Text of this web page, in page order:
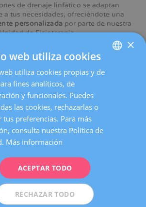
de drenaje linfático se adaptan
a tus necesidades, ofreciéndote una
personalizada por parte de nuestra
de Fisioterapia.
5 sesionespara que puedas realizarte
drenaje linfático aprecios exclusivos
de un
equipo de fisioterapeutas
la atención a la mujer embarazada.
SPANISH
×
web utiliza cookies
utiliza cookies propias y de
fines analíticos, de
y funcionales. Puedes
las cookies, rechazarlas o
tus preferencias. Para más
consulta nuestra Política de
Más información
ACEPTAR TODO
RECHAZAR TODO